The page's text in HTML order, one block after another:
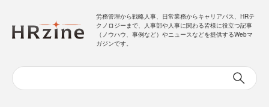
労務管理から戦略人事、日常業務からキャリアパス、HRテ
クノロジーまで、人事部や人事に関わる皆様に役立つ記事
（ノウハウ、事例など）やニュースなどを提供するWebマ
ガジンです。